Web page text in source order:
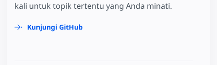
kali untuk topik tertentu yang Anda minati.
Kunjungi GitHub